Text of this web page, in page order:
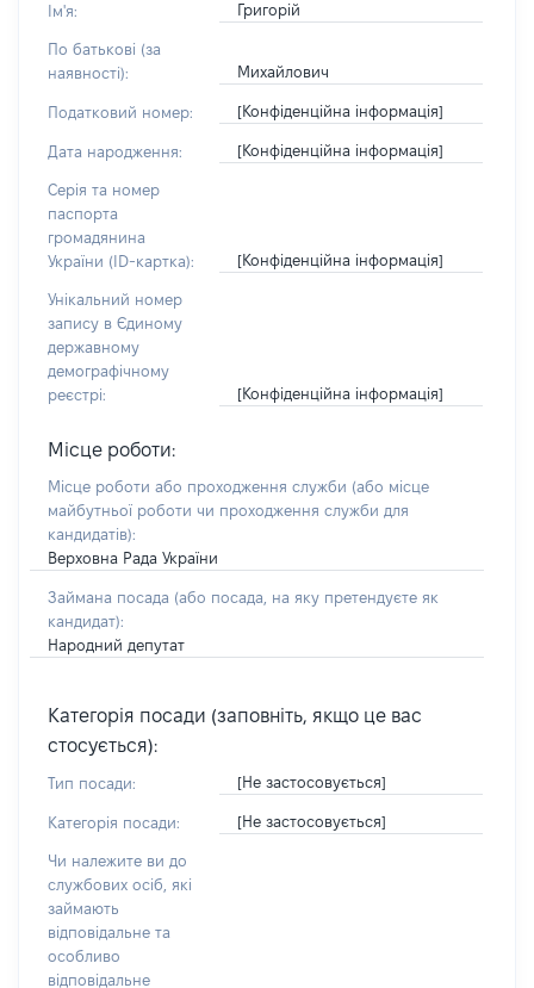
Ім'я: Григорій
По батькові (за
наявності):
Михайлович
Податковий номер: [Конфіденційна інформація]
Дата народження: [Конфіденційна інформація]
Серія та номер
паспорта
громадянина
України (ID-картка):
[Конфіденційна інформація]
Унікальний номер
запису в Єдиному
державному
демографічному
реєстрі:
[Конфіденційна інформація]
Місце роботи:
Місце роботи або проходження служби (або місце
майбутньої роботи чи проходження служби для
кандидатів):
Верховна Рада України
Займана посада (або посада, на яку претендуєте як
кандидат):
Народний депутат
Категорія посади (заповніть, якщо це вас
стосується):
Тип посади: [Не застосовується]
Категорія посади: [Не застосовується]
Чи належите ви до
службових осіб, які
займають
відповідальне та
особливо
відповідальне